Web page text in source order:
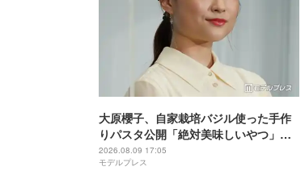
大原櫻子、自家栽培バジル使った手作
りパスタ公開「絶対美味しいやつ」
「センス良すぎる」と絶賛の声
2026.08.09 17:05
モデルプレス